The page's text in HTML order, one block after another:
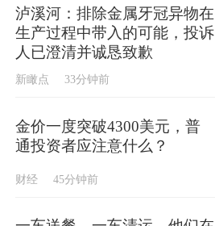
泸溪河：排除金属牙冠异物在
生产过程中带入的可能，投诉
人已澄清并诚恳致歉
新瞰点 33分钟前
金价一度突破4300美元，普
通投资者应注意什么？
财经 45分钟前